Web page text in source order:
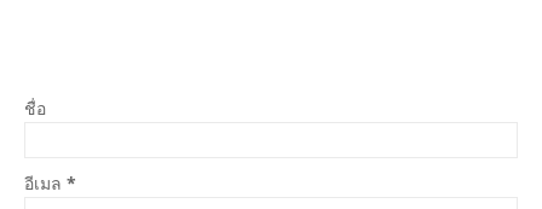
ชื่อ
อีเมล *